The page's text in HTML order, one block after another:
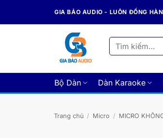
GIA BẢO AUDIO - LUÔN ĐỒNG
Tìm
kiếm:
Bộ Dàn Dàn Karaoke
Trang chủ / Micro / MICRO